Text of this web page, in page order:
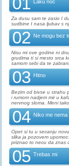
Laku noc
Za dusu sam te zasio I
sudbine I nasa ljubav s
02 Ne mogu bez
Nisu mi ove godine ni
grudima ti si mesto srca
samom sebi da te
03 Hitno
Bezim od bivse u strahu
i rumom nadjem mir u
nervnog sloma. Meni
04 Niko me nema
Opet si tu u secanju
slika ja pozovem
priznao to necu da znas
05 Trebas mi